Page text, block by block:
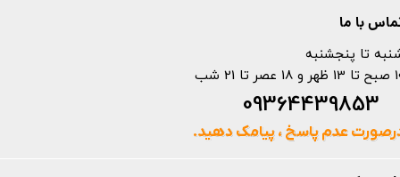
با ما
تا پنجشنبه
تا 21 شب
عدم پاسخ ، پیامک دهید.